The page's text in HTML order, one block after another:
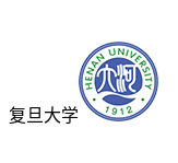
复旦大学